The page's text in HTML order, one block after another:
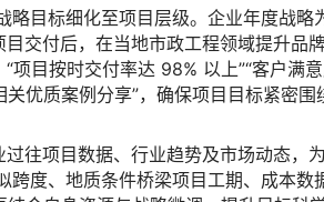
略目标细化至项目层级。企业年度战略
交付后，在当地市政工程领域提升品
项目按时交付率达 98% 以上”“客户满
优质案例分享”，确保项目目标紧密
往项目数据、行业趋势及市场动态，
度、地质条件桥梁项目工期、成本数